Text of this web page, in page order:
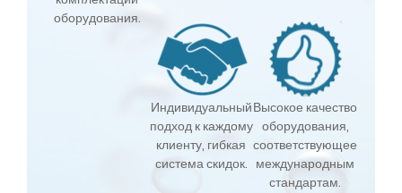
оборудования.
Индивидуальный
подход к каждому
клиенту, гибкая
система скидок.
Высокое качество
оборудования,
соответствующее
международным
стандартам.